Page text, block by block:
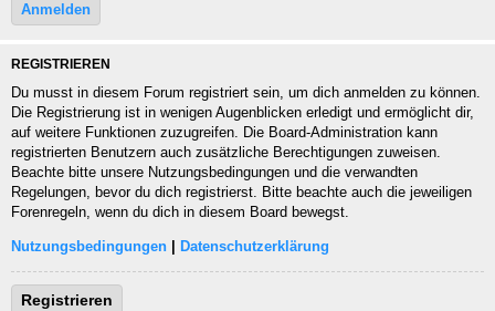
REGISTRIEREN
Du musst in diesem Forum registriert sein, um dich anmelden zu können.
Die Registrierung ist in wenigen Augenblicken erledigt und ermöglicht dir,
auf weitere Funktionen zuzugreifen. Die Board-Administration kann
registrierten Benutzern auch zusätzliche Berechtigungen zuweisen.
Beachte bitte unsere Nutzungsbedingungen und die verwandten
Regelungen, bevor du dich registrierst. Bitte beachte auch die jeweiligen
Forenregeln, wenn du dich in diesem Board bewegst.
Nutzungsbedingungen Datenschutzerklärung
Registrieren